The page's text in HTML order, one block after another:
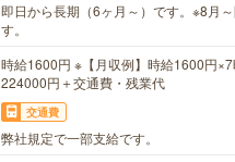
即日から長期（6ヶ月～）です。※8月
す。
時給1600円 ※【月収例】時給1600円×7
224000円＋交通費・残業代
交通費
弊社規定で一部支給です。